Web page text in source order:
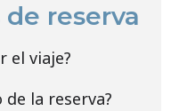
reserva
el viaje?
la reserva?